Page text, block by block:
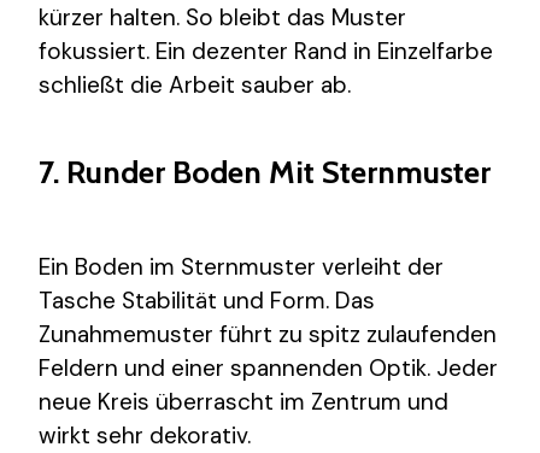
kürzer halten. So bleibt das Muster
fokussiert. Ein dezenter Rand in Einzelfarbe
schließt die Arbeit sauber ab.
7. Runder Boden Mit Sternmuster
Ein Boden im Sternmuster verleiht der
Tasche Stabilität und Form. Das
Zunahmemuster führt zu spitz zulaufenden
Feldern und einer spannenden Optik. Jeder
neue Kreis überrascht im Zentrum und
wirkt sehr dekorativ.